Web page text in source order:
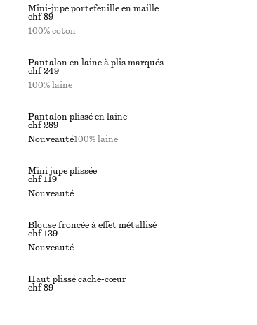
Mini-jupe portefeuille en maille
chf 89
100% coton
Pantalon en laine à plis marqués
chf 249
100% laine
Pantalon plissé en laine
chf 289
Nouveauté100% laine
Mini jupe plissée
chf 119
Nouveauté
Blouse froncée à effet métallisé
chf 139
Nouveauté
Haut plissé cache-cœur
chf 89